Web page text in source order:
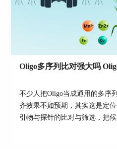
的“Project”或“Design
目的参数配置面板。在此
内容，包括长度、GC含量
件、序列约束等。
2、保存当前参数为模板
在设置完成后，点击界面
名。建议命名包含用途、
如
Oligo多序列比对强大吗
不少人把Oligo当成通用的多序
齐效果不如预期，其实这是定
引物与探针的比对与筛选，把
序列文件里做错配容忍与误配